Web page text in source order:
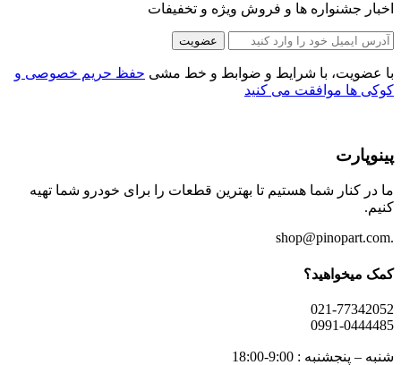
اخبار جشنواره ها و فروش ویژه و تخفیفات
عضویت
با عضویت، با شرایط و ضوابط و خط مشی حفظ حریم خصوصی و
کوکی ها موافقت می کنید
پینوپارت
ما در کنار شما هستیم تا بهترین قطعات را برای خودرو شما تهیه
کنیم.
.shop@pinopart.com
کمک میخواهید؟
021-77342052
0991-0444485
شنبه – پنجشنبه : 9:00-18:00